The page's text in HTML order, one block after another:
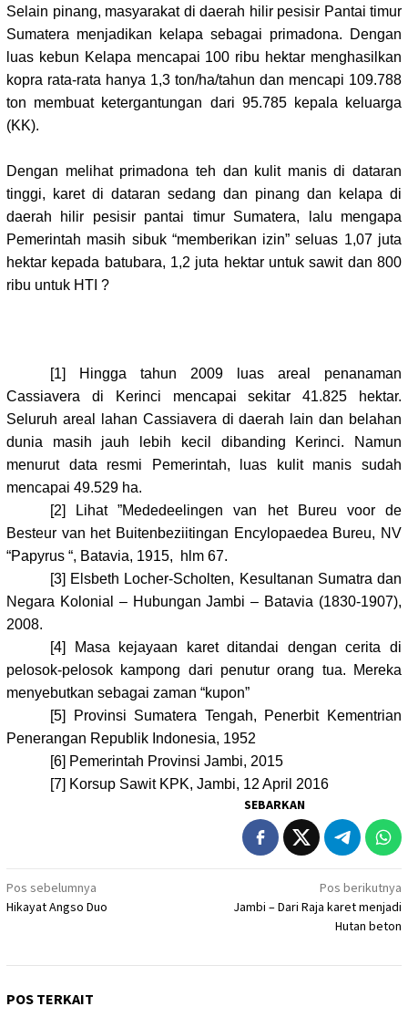
Selain pinang, masyarakat di daerah hilir pesisir Pantai timur
Sumatera menjadikan kelapa sebagai primadona. Dengan
luas kebun Kelapa mencapai 100 ribu hektar menghasilkan
kopra rata-rata hanya 1,3 ton/ha/tahun dan mencapi 109.788
ton membuat ketergantungan dari 95.785 kepala keluarga
(KK).
Dengan melihat primadona teh dan kulit manis di dataran
tinggi, karet di dataran sedang dan pinang dan kelapa di
daerah hilir pesisir pantai timur Sumatera, lalu mengapa
Pemerintah masih sibuk “memberikan izin” seluas 1,07 juta
hektar kepada batubara, 1,2 juta hektar untuk sawit dan 800
ribu untuk HTI ?
[1]
Hingga tahun 2009 luas areal penanaman
Cassiavera di Kerinci mencapai sekitar 41.825 hektar.
Seluruh areal lahan Cassiavera di daerah lain dan belahan
dunia masih jauh lebih kecil dibanding Kerinci. Namun
menurut data resmi Pemerintah, luas kulit manis sudah
mencapai 49.529 ha.
[2]
Lihat ”Mededeelingen van het Bureu voor de
Besteur van het Buitenbeziitingan Encylopaedea Bureu, NV
“Papyrus “, Batavia, 1915,
hlm 67.
[3] Elsbeth Locher-Scholten, Kesultanan Sumatra dan
Negara Kolonial – Hubungan Jambi – Batavia (1830-1907),
2008.
[4]
Masa kejayaan karet ditandai dengan cerita di
pelosok-pelosok kampong dari penutur orang tua. Mereka
menyebutkan sebagai zaman “kupon”
[5]
Provinsi Sumatera Tengah, Penerbit Kementrian
Penerangan Republik Indonesia, 1952
[6] Pemerintah Provinsi Jambi, 2015
[7] Korsup Sawit KPK, Jambi, 12 April 2016
SEBARKAN
Navigasi
pos
Pos sebelumnya
Hikayat Angso Duo
Pos berikutnya
Jambi – Dari Raja karet menjadi
Hutan beton
POS TERKAIT